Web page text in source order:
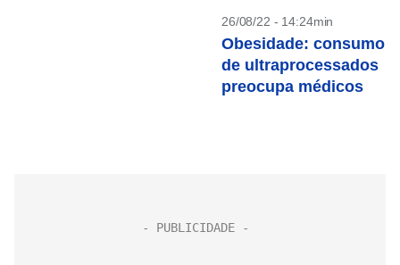
26/08/22 - 14:24min
Obesidade: consumo
de ultraprocessados
preocupa médicos